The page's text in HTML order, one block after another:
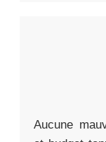
Aucune